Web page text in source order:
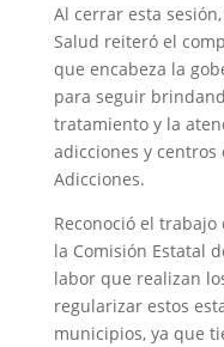
Al cerrar esta
Salud reiteró el
que encabeza la
para seguir
tratamiento y la
adicciones y
Adicciones.
Reconoció el
la Comisión Estatal
labor que realizan
regularizar estos
municipios, ya que